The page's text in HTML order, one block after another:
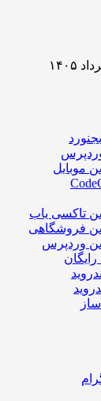
موبایل
تاکسی یاب
فروشگاهی
وردپرس